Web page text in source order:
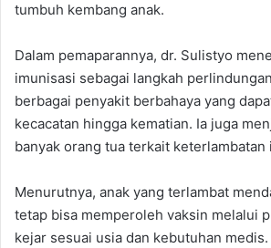
tumbuh kembang anak.
Dalam pemaparannya, dr. Sulistyo
imunisasi sebagai langkah
berbagai penyakit berbahaya yang
kecacatan hingga kematian. Ia juga
banyak orang tua terkait keterlambatan
Menurutnya, anak yang terlambat
tetap bisa memperoleh vaksin melalui
kejar sesuai usia dan kebutuhan medis.